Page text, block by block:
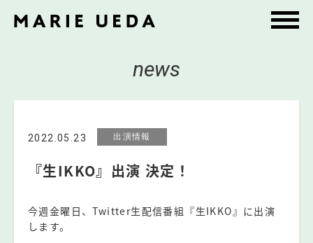
news
2022.05.23 出演情報
『生IKKO』出演 決定！
今週金曜日、Twitter生配信番組『生IKKO』に出演
します。